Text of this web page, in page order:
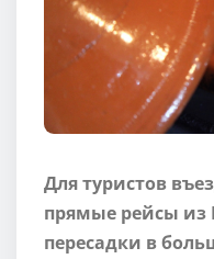
Для туристов
прямые рейсы из
пересадки в